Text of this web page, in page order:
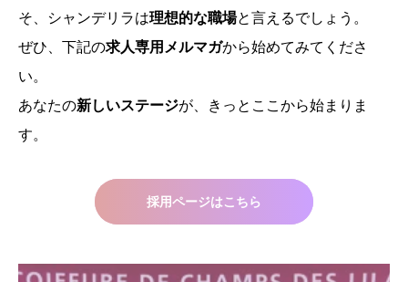
そ、シャンデリラは理想的な職場と言えるでしょう。
ぜひ、下記の求人専用メルマガから始めてみてくださ
い。
あなたの新しいステージが、きっとここから始まりま
す。
採用ページはこちら